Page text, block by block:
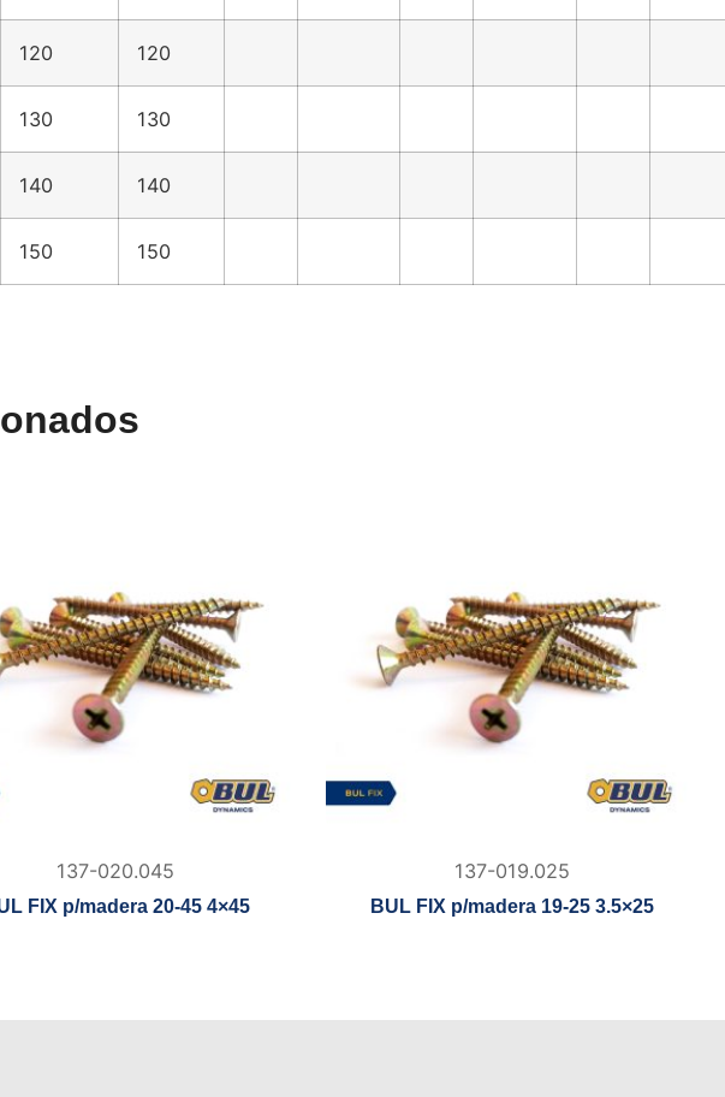
120 120
130 130
140 140
150 150
137-020.045
FIX p/madera 20-45 4×45
137-019.025
BUL FIX p/madera 19-25 3.5×25